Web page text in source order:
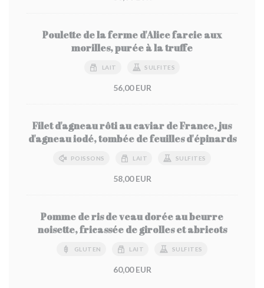
Poulette de la ferme d'Alice farcie aux
morilles, purée à la truffe
LAIT SULFITES
56,00 EUR
Filet d'agneau rôti au caviar de France, jus
d'agneau iodé, tombée de feuilles d'épinards
POISSONS LAIT SULFITES
58,00 EUR
Pomme de ris de veau dorée au beurre
noisette, fricassée de girolles et abricots
GLUTEN LAIT SULFITES
60,00 EUR